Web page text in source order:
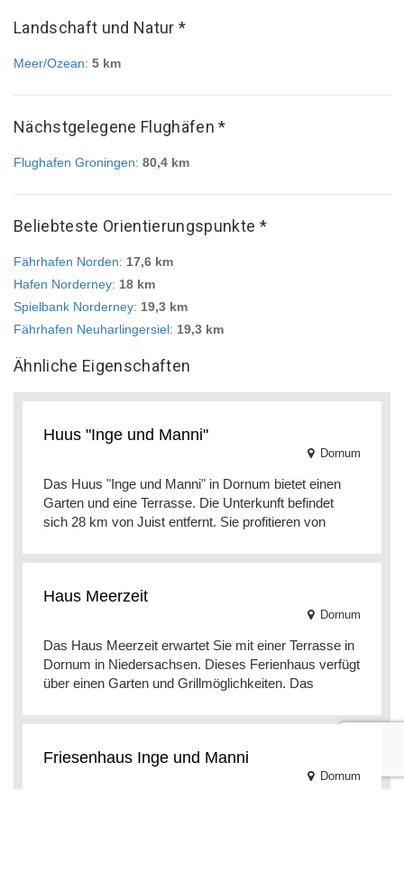
Landschaft und Natur *
Meer/Ozean: 5 km
Nächstgelegene Flughäfen *
Flughafen Groningen: 80,4 km
Beliebteste Orientierungspunkte *
Fährhafen Norden: 17,6 km
Hafen Norderney: 18 km
Spielbank Norderney: 19,3 km
Fährhafen Neuharlingersiel: 19,3 km
Ähnliche Eigenschaften
Huus "Inge und Manni"
Dornum
Das Huus "Inge und Manni" in Dornum bietet einen
Garten und eine Terrasse. Die Unterkunft befindet
sich 28 km von Juist entfernt. Sie profitieren von
Haus Meerzeit
Dornum
Das Haus Meerzeit erwartet Sie mit einer Terrasse in
Dornum in Niedersachsen. Dieses Ferienhaus verfügt
über einen Garten und Grillmöglichkeiten. Das
Friesenhaus Inge und Manni
Dornum